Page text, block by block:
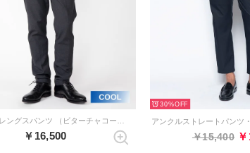
クールフルレングスパンツ （ビターチャコール）
￥16,500
30%
￥15,400